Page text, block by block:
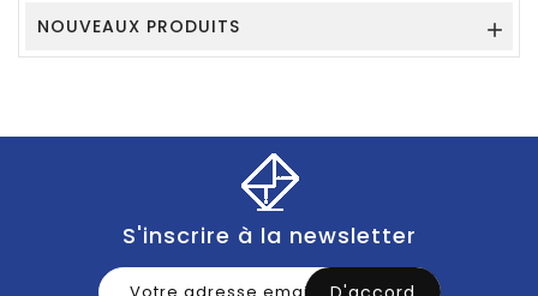
NOUVEAUX PRODUITS 
S'inscrire à la newsletter